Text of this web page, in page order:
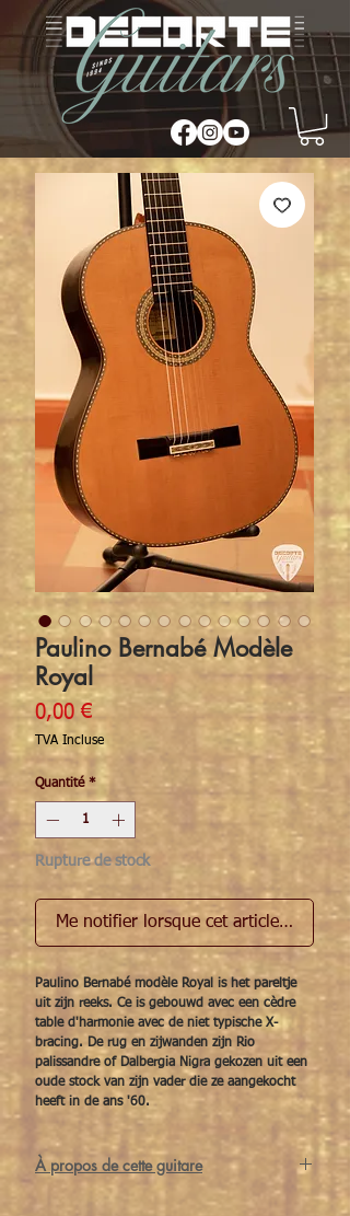
Paulino Bernabé Modèle
Royal
0,00 €Prix
TVA Incluse
Quantité *
Rupture de stock
Me notifier lorsque cet article est
Paulino Bernabé modèle Royal is het pareltje
uit zijn reeks. Ce is gebouwd avec een cèdre
table d'harmonie avec de niet typische X-
bracing. De rug en zijwanden zijn Rio
palissandre of Dalbergia Nigra gekozen uit een
oude stock van zijn vader die ze aangekocht
heeft in de ans '60.
À propos de cette guitare
Paulino Bernabé est un luthier de premier